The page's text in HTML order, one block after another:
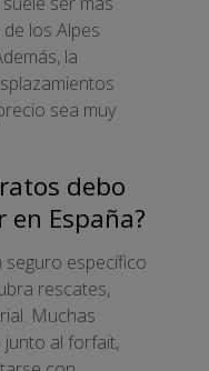
los Alpes
la
sea muy
debo
España?
específico
rescates,
Muchas
al forfait,